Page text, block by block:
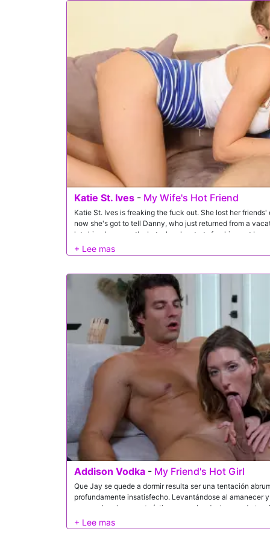
Katie St. Ives - My Wife's Hot Friend
Katie St. Ives is freaking the fuck out. She lost her
now she's got to tell Danny, who just returned from a
lets him down gently, but when he starts freaking out
wife -- Katie's best friend -- she asks him to lie and say
days. Katie feels so bad that she offers Danny some
so now he's fucked both figuratively and literally.
Addison Vodka - My Friend's Hot Girl
Que Jay se quede a dormir resulta ser una tentación
profundamente insatisfecho. Levantándose al amanecer
aprovecha el momento íntimo para abordar la pesada
revela lo mucho que su novio carece en la cama antes
Jay por ofrecer una satisfacción total. Susurrándole su